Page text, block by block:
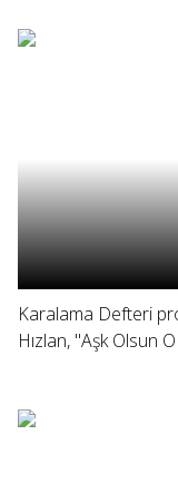
Karalama Defteri
Hızlan, "Aşk Olsun